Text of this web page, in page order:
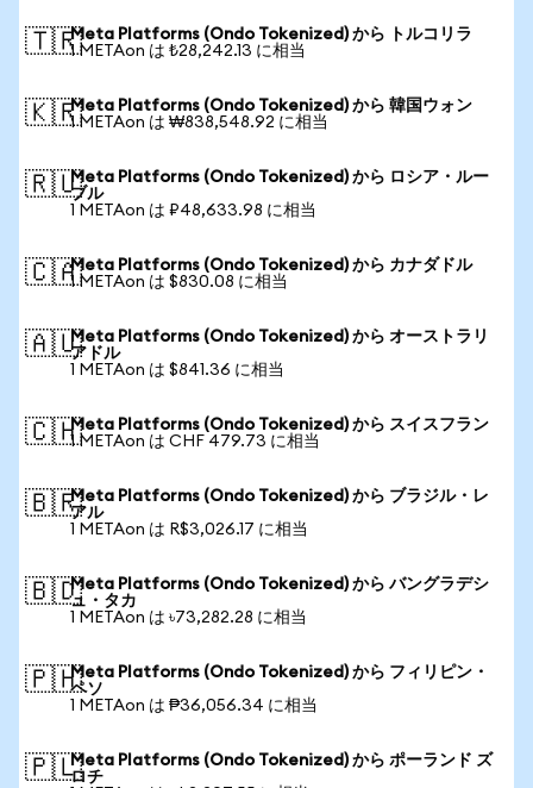
🇹🇷Meta Platforms (Ondo Tokenized) から トルコリラ
1 METAon は ₺28,242.13 に相当
🇰🇷Meta Platforms (Ondo Tokenized) から 韓国ウォン
1 METAon は ₩838,548.92 に相当
🇷🇺Meta Platforms (Ondo Tokenized) から ロシア・ルー
ブル
1 METAon は ₽48,633.98 に相当
🇨🇦Meta Platforms (Ondo Tokenized) から カナダドル
1 METAon は $830.08 に相当
🇦🇺Meta Platforms (Ondo Tokenized) から オーストラリ
アドル
1 METAon は $841.36 に相当
🇨🇭Meta Platforms (Ondo Tokenized) から スイスフラン
1 METAon は CHF 479.73 に相当
🇧🇷Meta Platforms (Ondo Tokenized) から ブラジル・レ
アル
1 METAon は R$3,026.17 に相当
🇧🇩Meta Platforms (Ondo Tokenized) から バングラデシ
ュ・タカ
1 METAon は ৳73,282.28 に相当
🇵🇭Meta Platforms (Ondo Tokenized) から フィリピン・
ペソ
1 METAon は ₱36,056.34 に相当
🇵🇱Meta Platforms (Ondo Tokenized) から ポーランド ズ
ロチ